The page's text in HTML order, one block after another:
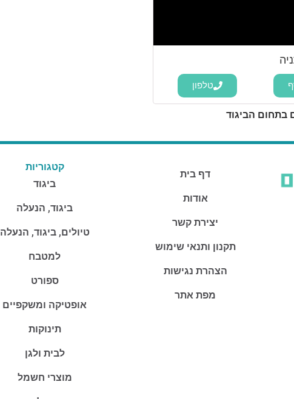
טלפון
בתחום הביגוד
דף בית
אודות
יצירת קשר
תקנון ותנאי שימוש
הצהרת נגישות
מפת אתר
קטגוריות
ביגוד
ביגוד, הנעלה
טיולים, ביגוד, הנעלה
למטבח
ספורט
אופטיקה ומשקפיים
תינוקות
לבית ולגן
מוצרי חשמל